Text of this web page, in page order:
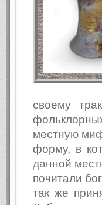
своему
местную
форму, в
данной
почитали
так же